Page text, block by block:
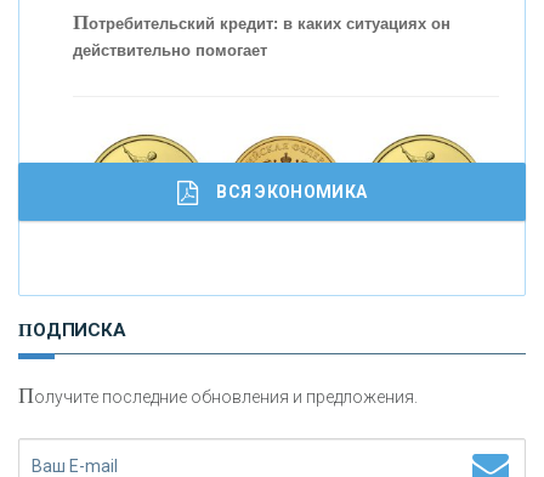
кредитовании бизнеса - «Интервью»
Потребительский кредит: в каких ситуациях он
действительно помогает
И
сохранения и увеличения капитала
ВСЯ ЭКОНОМИКА
ПОДПИСКА
Получите последние обновления и предложения.